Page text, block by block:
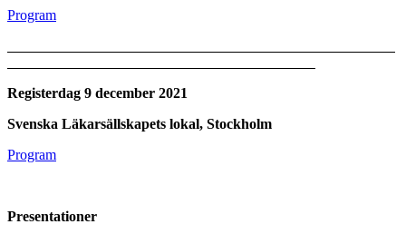
Program
Registerdag 9 december 2021
Svenska Läkarsällskapets lokal, Stockholm
Program
Presentationer